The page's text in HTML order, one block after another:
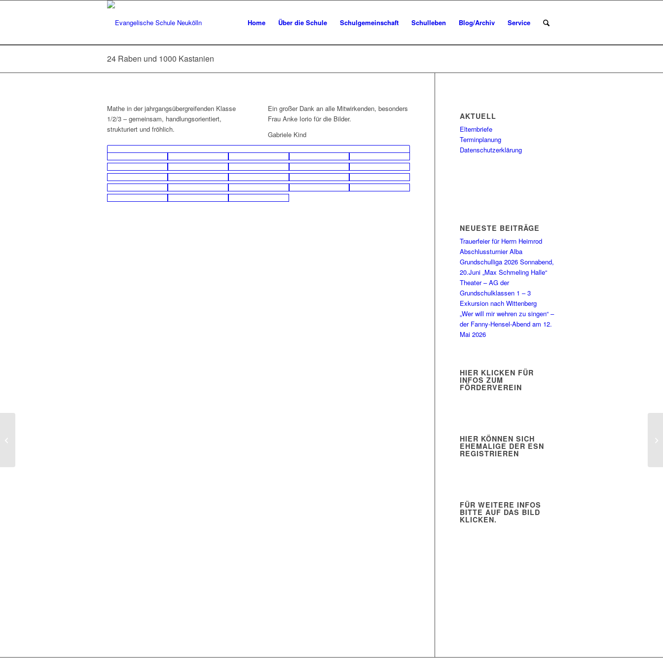
Home Über die Schule Schulgemeinschaft Schulleben Blog/Archiv Service
24 Raben und 1000 Kastanien
Mathe in der jahrgangsübergreifenden Klasse
1/2/3 – gemeinsam, handlungsorientiert,
strukturiert und fröhlich.
Ein großer Dank an alle Mitwirkenden, besonders
Frau Anke Iorio für die Bilder.
Gabriele Kind
AKTUELL
Elternbriefe
Terminplanung
Datenschutzerklärung
NEUESTE BEITRÄGE
Trauerfeier für Herrn Heimrod
Abschlussturnier Alba
Grundschulliga 2026 Sonnabend,
20.Juni „Max Schmeling Halle“
Theater – AG der
Grundschulklassen 1 – 3
Exkursion nach Wittenberg
„Wer will mir wehren zu singen“ –
der Fanny-Hensel-Abend am 12.
Mai 2026
HIER KLICKEN FÜR
INFOS ZUM
FÖRDERVEREIN
HIER KÖNNEN SICH
EHEMALIGE DER ESN
REGISTRIEREN
FÜR WEITERE INFOS
BITTE AUF DAS BILD
KLICKEN.